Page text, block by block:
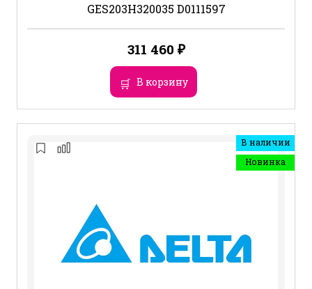
GES203H320035 D0111597
311 460 ₽
В корзину
В наличии
Новинка